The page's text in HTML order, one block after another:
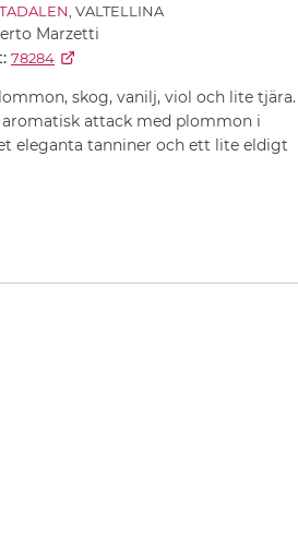
, VALTELLINA
Marzetti
78284
skog, vanilj, viol och lite tjära.
aromatisk attack med plommon i
eleganta tanniner och ett lite eldigt